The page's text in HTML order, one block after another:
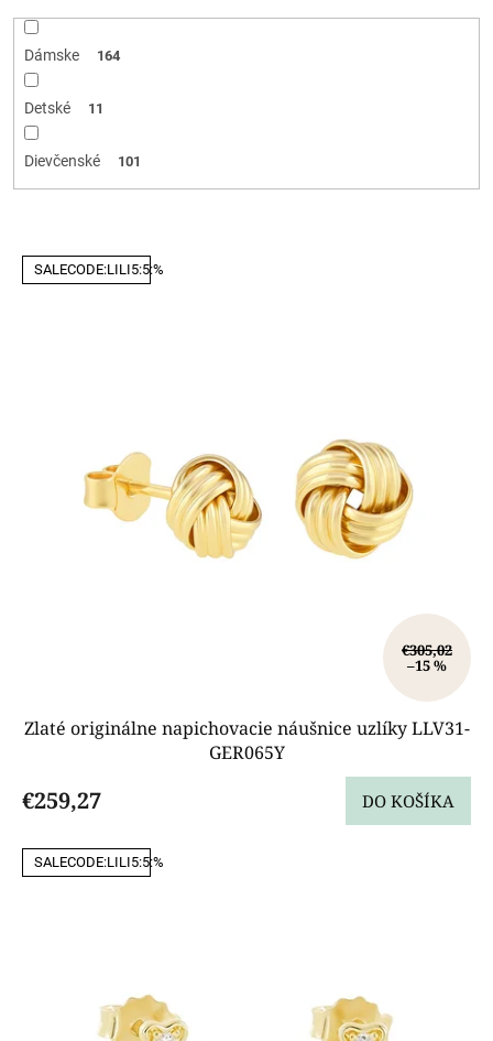
Dámske 164
Detské 11
Dievčenské 101
V SALECODE:LILI5:5:%
€305,02
–15 %
Zlaté originálne napichovacie náušnice uzlíky LLV31-
GER065Y
€259,27 DO KOŠÍKA
SALECODE:LILI5:5:%